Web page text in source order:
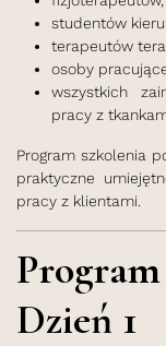
studentów
terapeutów
osoby
wszystkich
pracy z
Program szkolenia
praktyczne
pracy z klientami.
Dzień 1